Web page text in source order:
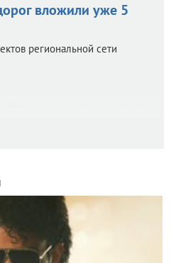
вложили уже 5
региональной сети